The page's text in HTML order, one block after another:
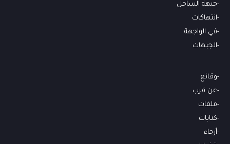
جبهة الساحل
انتهاكات
في الواجهة
الجبهات
وقائع
عن قرب
ملفات
كتابات
أرجاء